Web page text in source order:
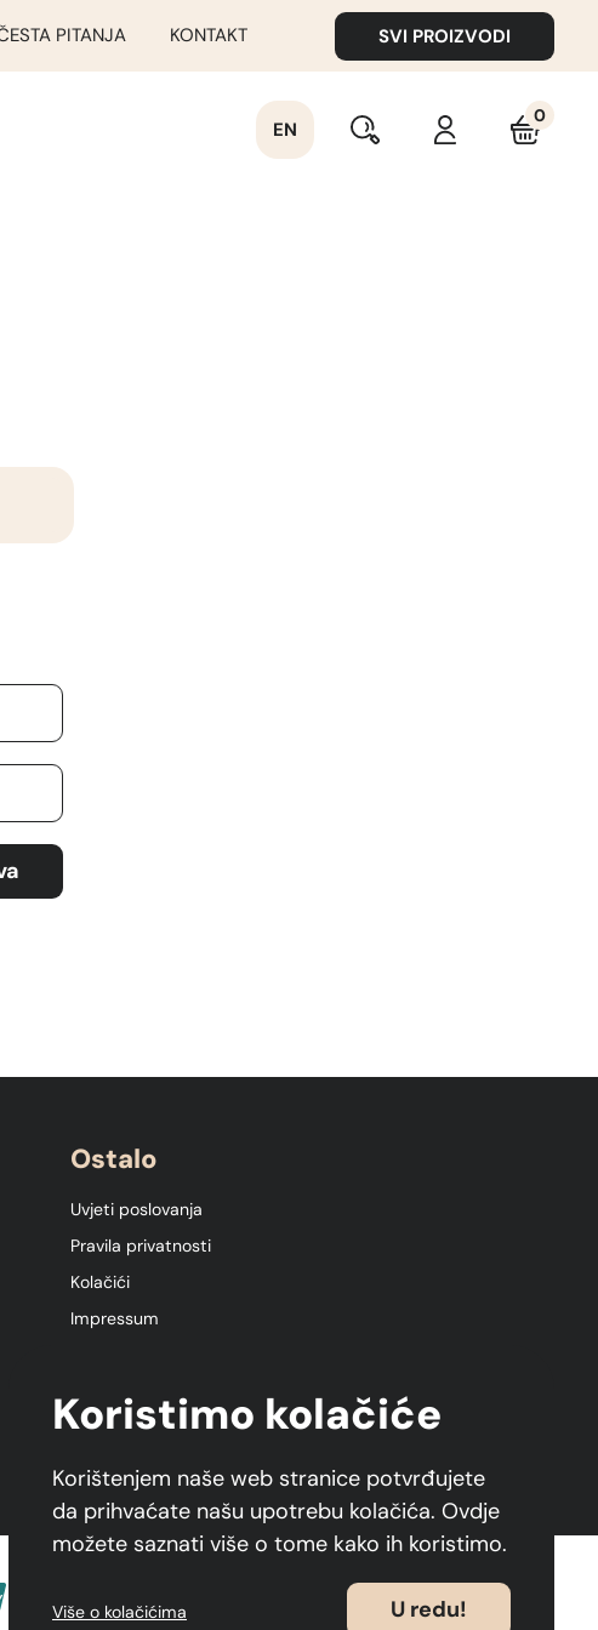
PITANJA KONTAKT SVI PROIZVODI
EN
0
Ostalo
Uvjeti poslovanja
Pravila privatnosti
Kolačići
Impressum
Koristimo kolačiće
Korištenjem naše web stranice potvrđujete
da prihvaćate našu upotrebu kolačića. Ovdje
možete saznati više o tome kako ih koristimo.
Više o kolačićima U redu!